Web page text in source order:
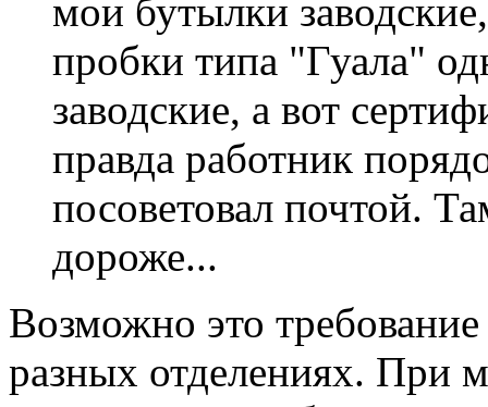
мои бутылки
пробки типа "Гуала"
заводские, а вот
правда работник
посоветовал почтой.
дороже...
Возможно это
разных отделениях. При